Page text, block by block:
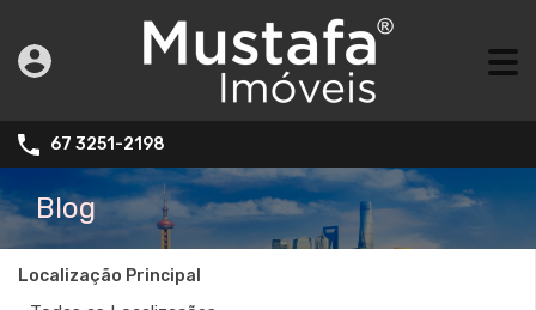
67 3251-2198
Blog
Localização Principal